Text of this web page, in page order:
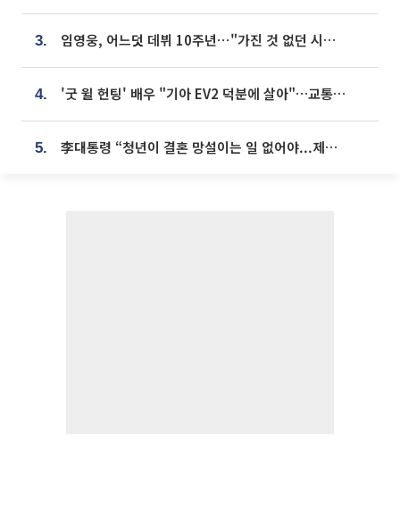
3. 임영웅, 어느덧 데뷔 10주년⋯"가진 것 없던 시절, 내 앞엔 20명의 팬뿐"
4. '굿 윌 헌팅' 배우 "기아 EV2 덕분에 살아"…교통사고 후 안전성 극찬
5. 李대통령 “청년이 결혼 망설이는 일 없어야...제도상 불이익 조사”